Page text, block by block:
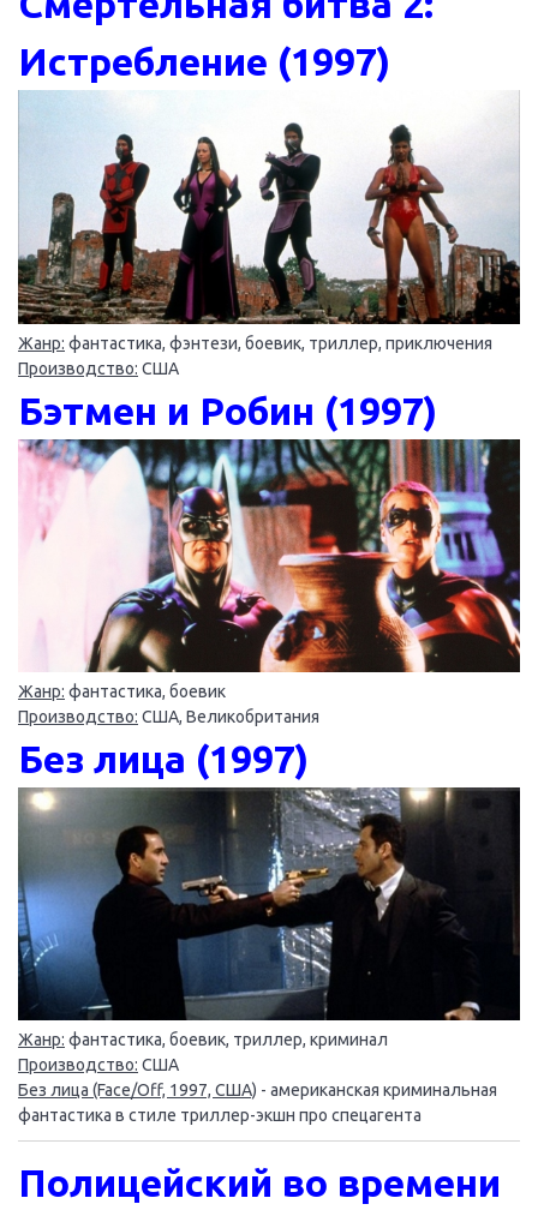
Истребление (1997)
Жанр: фантастика, фэнтези, боевик, триллер, приключения
Производство: США
Бэтмен и Робин (1997)
Жанр: фантастика, боевик
Производство: США, Великобритания
Без лица (1997)
Жанр: фантастика, боевик, триллер, криминал
Производство: США
Без лица (Face/Off, 1997, США) - американская криминальная
фантастика в стиле триллер-экшн про спецагента
Полицейский во времени